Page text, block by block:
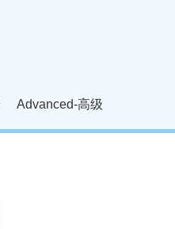
Advanced-高级